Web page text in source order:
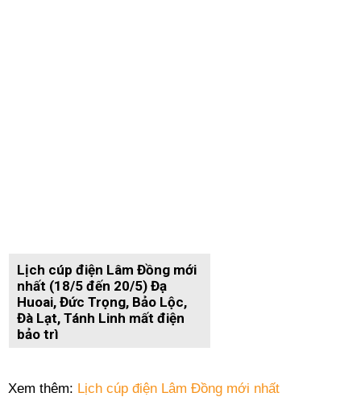
Lịch cúp điện Lâm Đồng mới
nhất (18/5 đến 20/5) Đạ
Huoai, Đức Trọng, Bảo Lộc,
Đà Lạt, Tánh Linh mất điện
bảo trì
Xem thêm: Lịch cúp điện Lâm Đồng mới nhất